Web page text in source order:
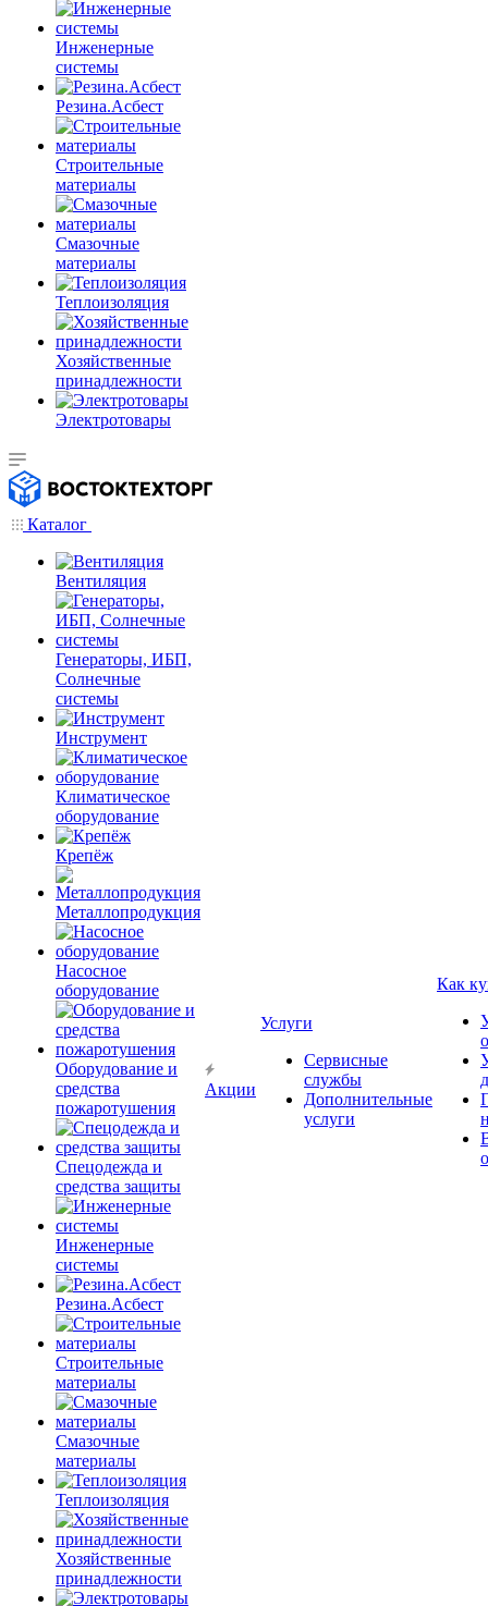
Инженерные
системы
Резина.Асбест
Строительные
материалы
Смазочные
материалы
Теплоизоляция
Хозяйственные
принадлежности
Электротовары
Каталог
Вентиляция
Генераторы, ИБП,
Солнечные
системы
Инструмент
Климатическое
оборудование
Крепёж
Металлопродукция
Насосное
оборудование
Оборудование и
средства
пожаротушения
Спецодежда и
средства защиты
Инженерные
системы
Резина.Асбест
Строительные
материалы
Смазочные
материалы
Теплоизоляция
Хозяйственные
принадлежности
Акции
Услуги
Сервисные
службы
Дополнительные
услуги
Как